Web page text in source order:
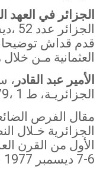
الجزائر في العهد
قدم قداش
العثمانية مـن
الأمير عبد القادر ،
الجزائريـة، ط 1 ،1979 /ط2
مقال الفرص
الجزائرية خـلال
الأول من القرن
6-7 ديسمبر 1977 ،ص ص 1- 12) بالعربة